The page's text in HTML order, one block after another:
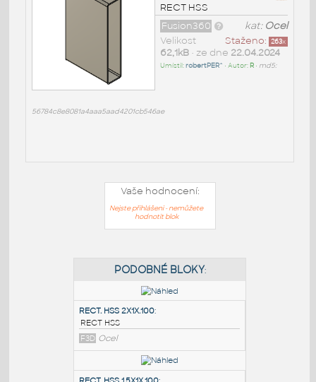
RECT HSS
kat: Ocel
Fusion360
Staženo: 263x
Velikost
62,1kB• ze dne 22.04.2024
Umístil:robertPER^ • Autor: R• md5:
56784c8e8081a4aaa5aad4201cb546ae
Vaše hodnocení:
Nejste přihlášeni - nemůžete
hodnotit blok
PODOBNÉ BLOKY: